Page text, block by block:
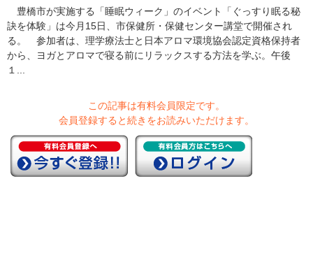
豊橋市が実施する「睡眠ウィーク」のイベント「ぐっすり眠る秘
訣を体験」は今月15日、市保健所・保健センター講堂で開催され
る。 参加者は、理学療法士と日本アロマ環境協会認定資格保持者
から、ヨガとアロマで寝る前にリラックスする方法を学ぶ。午後
１...
この記事は有料会員限定です。
会員登録すると続きをお読みいただけます。